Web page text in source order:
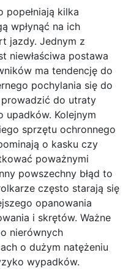
kilka
wpłynąć na ich
jazdy. Jednym z
niewłaściwa postawa
ma tendencję do
pochylania się do
do utraty
upadków. Kolejnym
sprzętu ochronnego
o kasku czy
poważnymi
powszechny błąd to
często starają się
opanowania
i skrętów. Ważne
nierównych
o dużym natężeniu
wypadków.